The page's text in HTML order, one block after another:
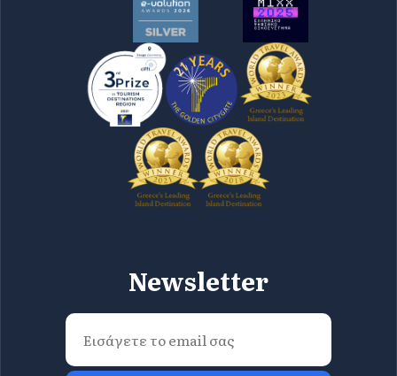
Newsletter